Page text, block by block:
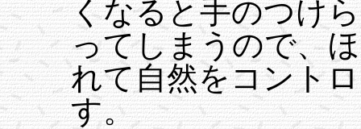
くなると手のつけ
ってしまうので、
れて自然をコント
す。